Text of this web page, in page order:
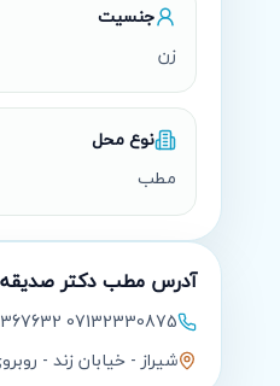
جنسیت
زن
نوع محل
مطب
آدرس مطبدکتر
07132330875 09921367632
شیراز - خیابان زند -